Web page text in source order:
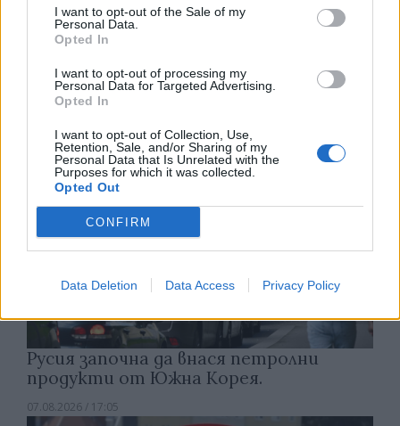
I want to opt-out of the Sale of my
Personal Data.
Opted In
I want to opt-out of processing my
Personal Data for Targeted Advertising.
Opted In
I want to opt-out of Collection, Use,
Retention, Sale, and/or Sharing of my
Personal Data that Is Unrelated with the
Purposes for which it was collected.
Opted Out
CONFIRM
Data Deletion Data Access Privacy Policy
Белият дом спира проекти за
възобновяема енергия в САЩ
07.08.2026 / 18:00
Русия започна да внася петролни
продукти от Южна Корея.
07.08.2026 / 17:05